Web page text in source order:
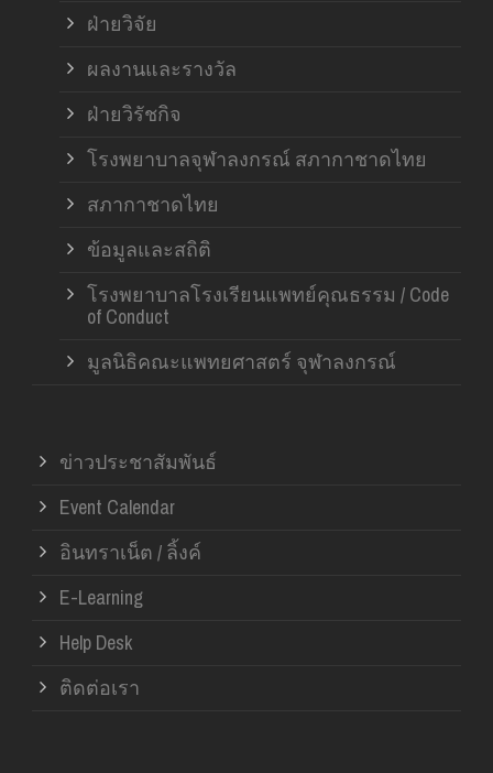
ฝ่ายวิจัย
ผลงานและรางวัล
ฝ่ายวิรัชกิจ
โรงพยาบาลจุฬาลงกรณ์ สภากาชาดไทย
สภากาชาดไทย
ข้อมูลและสถิติ
โรงพยาบาลโรงเรียนแพทย์คุณธรรม / Code
of Conduct
มูลนิธิคณะแพทยศาสตร์ จุฬาลงกรณ์
ข่าวประชาสัมพันธ์
Event Calendar
อินทราเน็ต / ลิ้งค์
E-Learning
Help Desk
ติดต่อเรา